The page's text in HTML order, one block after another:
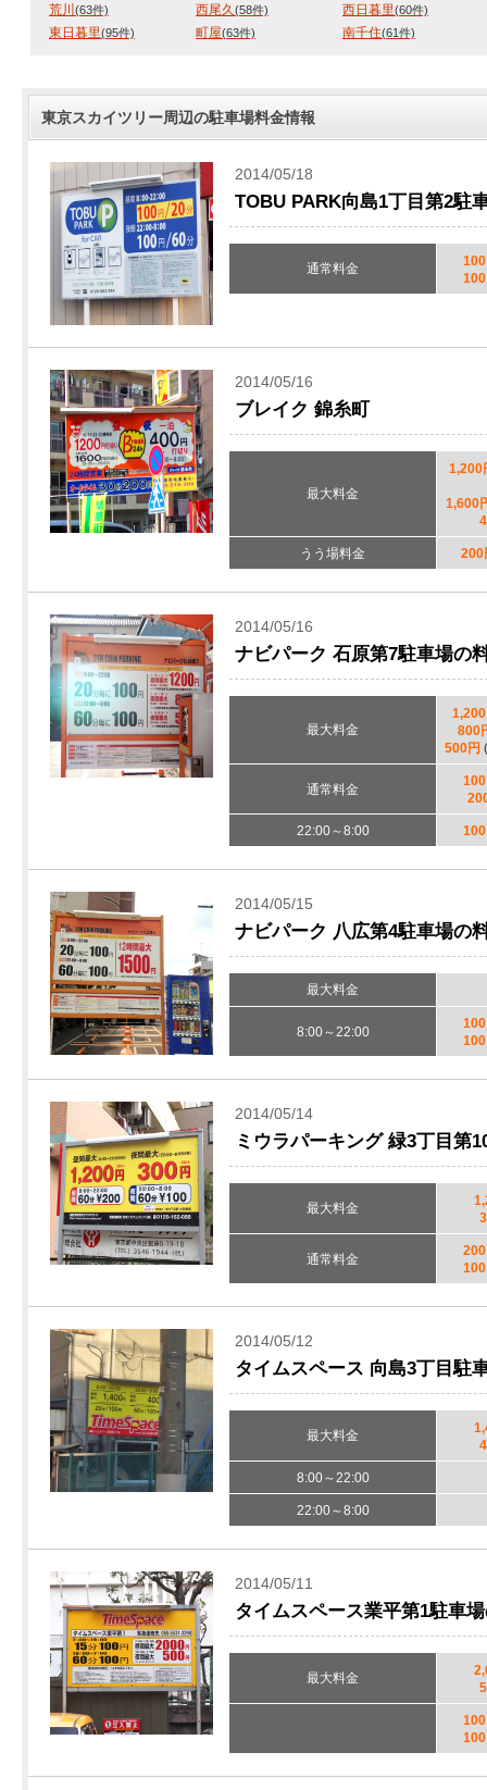
荒川 (63件) 西尾久(58件) 西日暮里(60件)
東日暮里(95件) 町屋(63件) 南千住(61件)
東京スカイツリー周辺の駐車場料金情報
2014/05/18
TOBU PARK向島1丁目第2駐
通常料金
2014/05/16
ブレイク 錦糸町
最大料金
1,200
1,600
うう場料金 200
2014/05/16
ナビパーク 石原第7駐車場の
最大料金
800
500円
通常料金
22:00～8:00
2014/05/15
ナビパーク 八広第4駐車場の
最大料金
8:00～22:00
2014/05/14
ミウラパーキング 緑3丁目第
最大料金
通常料金
2014/05/12
タイムスペース 向島3丁目駐
最大料金
8:00～22:00
22:00～8:00
2014/05/11
タイムスペース業平第1駐車
最大料金